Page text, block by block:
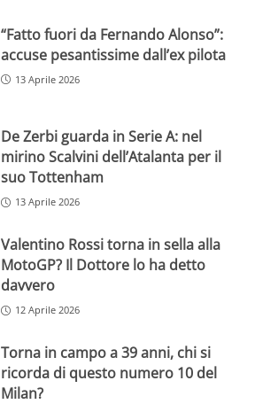
“Fatto fuori da Fernando Alonso”:
accuse pesantissime dall’ex pilota
13 Aprile 2026
De Zerbi guarda in Serie A: nel
mirino Scalvini dell’Atalanta per il
suo Tottenham
13 Aprile 2026
Valentino Rossi torna in sella alla
MotoGP? Il Dottore lo ha detto
davvero
12 Aprile 2026
Torna in campo a 39 anni, chi si
ricorda di questo numero 10 del
Milan?